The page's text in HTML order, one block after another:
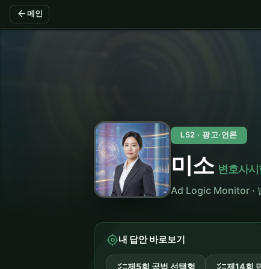
arrow_back 메인
L52 · 광고·언론
미소 변호사시
Ad Logic Monitor ·
my_location내 답안 바로보기
제5회 공법 선택형 제14회